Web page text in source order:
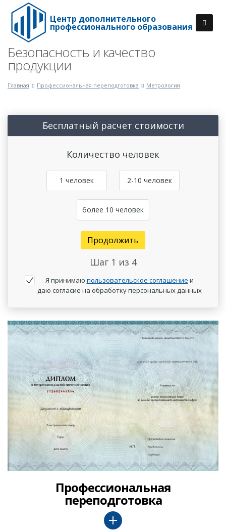
Центр дополнительного
профессионального образования
Безопасность и качество
продукции
Главная Профессиональная переподготовка Метрология
Бесплатный расчет стоимости
Количество человек
1 человек 2-10 человек
более 10 человек
Продолжить
Шаг 1 из 4
Я принимаю пользовательское соглашение и
даю согласие на обработку персональных данных
Профессиональная
переподготовка